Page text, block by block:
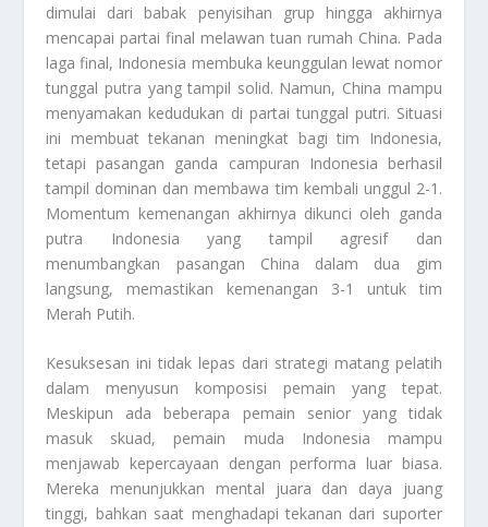
dimulai dari babak penyisihan grup hingga akhirnya
mencapai partai final melawan tuan rumah China. Pada
laga final, Indonesia membuka keunggulan lewat nomor
tunggal putra yang tampil solid. Namun, China mampu
menyamakan kedudukan di partai tunggal putri. Situasi
ini membuat tekanan meningkat bagi tim Indonesia,
tetapi pasangan ganda campuran Indonesia berhasil
tampil dominan dan membawa tim kembali unggul 2-1.
Momentum kemenangan akhirnya dikunci oleh ganda
putra Indonesia yang tampil agresif dan
menumbangkan pasangan China dalam dua gim
langsung, memastikan kemenangan 3-1 untuk tim
Merah Putih.
Kesuksesan ini tidak lepas dari strategi matang pelatih
dalam menyusun komposisi pemain yang tepat.
Meskipun ada beberapa pemain senior yang tidak
masuk skuad, pemain muda Indonesia mampu
menjawab kepercayaan dengan performa luar biasa.
Mereka menunjukkan mental juara dan daya juang
tinggi, bahkan saat menghadapi tekanan dari suporter